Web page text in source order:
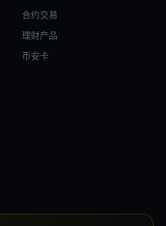
合约交易
理财产品
币安卡